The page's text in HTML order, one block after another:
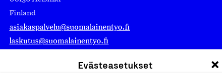
Evästeasetukset
Finland
asiakaspalvelu@suomalainentyo.fi
laskutus@suomalainentyo.fi